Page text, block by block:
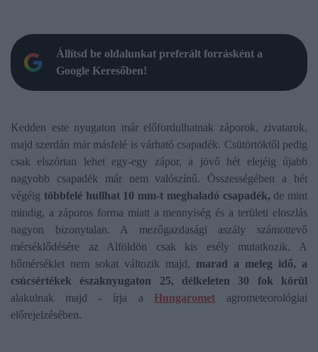
Állítsd be oldalunkat preferált forrásként a
Google Keresőben!
Kedden este nyugaton már előfordulhatnak záporok, zivatarok,
majd szerdán már másfelé is várható csapadék. Csütörtöktől pedig
csak elszórtan lehet egy-egy zápor, a jövő hét elejéig újabb
nagyobb csapadék már nem valószínű. Összességében a hét
végéig többfelé hullhat 10 mm-t meghaladó csapadék, de mint
mindig, a záporos forma miatt a mennyiség és a területi eloszlás
nagyon bizonytalan. A mezőgazdasági aszály számottevő
mérséklődésére az Alföldön csak kis esély mutatkozik. A
hőmérséklet nem sokat változik majd, marad a meleg idő, a
csúcsértékek északnyugaton 25, délkeleten 30 fok körül
alakulnak majd - írja a Hungaromet agrometeorológiai
előrejelzésében.